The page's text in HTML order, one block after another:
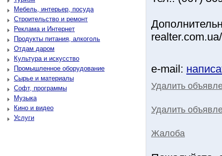
Мебель, интерьер, посуда
Строительство и ремонт
Реклама и Интернет
Продукты питания, алкоголь
Отдам даром
Культура и искусство
Промышленное оборудование
Сырье и материалы
Софт, программы
Музыка
Кино и видео
Услуги
e-mail:
Удалить
Удалить
Жалоба